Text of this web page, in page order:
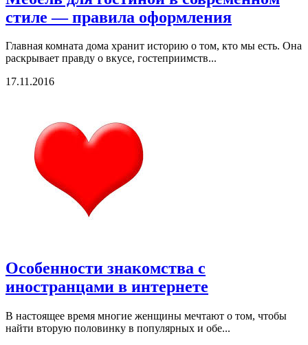
стиле — правила оформления
Главная комната дома хранит историю о том, кто мы есть. Она
раскрывает правду о вкусе, гостеприимств...
17.11.2016
Особенности знакомства с
иностранцами в интернете
В настоящее время многие женщины мечтают о том, чтобы
найти вторую половинку в популярных и обе...